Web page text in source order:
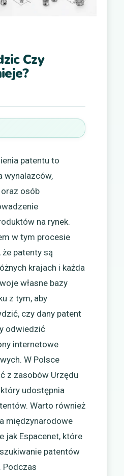
Czy
patentu to
wynalazców,
osób
na rynek.
w tym procesie
patenty są
krajach i każda
własne bazy
z tym, aby
czy dany patent
odwiedzić
internetowe
W Polsce
z zasobów Urzędu
udostępnia
Warto również
międzynarodowe
jak Espacenet, które
patentów
Podczas